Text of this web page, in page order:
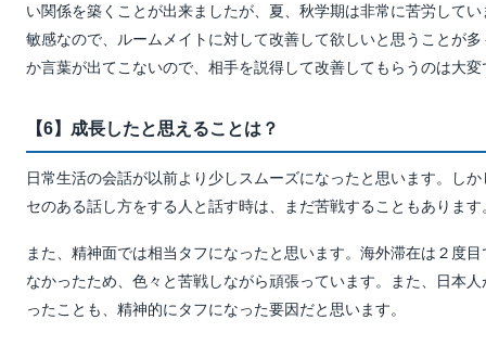
い関係を築くことが出来ましたが、夏、秋学期は非常に苦労して
敏感なので、ルームメイトに対して改善して欲しいと思うことが
か言葉が出てこないので、相手を説得して改善してもらうのは大変
【6】成長したと思えることは？
日常生活の会話が以前より少しスムーズになったと思います。し
セのある話し方をする人と話す時は、まだ苦戦することもあります
また、精神面では相当タフになったと思います。海外滞在は２度
なかったため、色々と苦戦しながら頑張っています。また、日本
ったことも、精神的にタフになった要因だと思います。